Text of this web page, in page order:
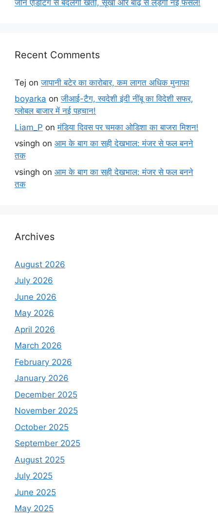
जीन एडिटिंग से बदलेगी खेती, सूखा और बाढ़ से लड़ेंगी नई फसलें!
Recent Comments
Tej onजापानी बटेर का कारोबार, कम लागत अधिक मुनाफा
boyarka onजीआई-टैग, स्वदेशी इंदी नींबू का विदेशी सफर,
ग्लोबल बाजार में नई पहचान!
Liam_P onमंडिया दिवस पर चमका ओडिशा का बाजरा मिशन!
vsingh on आम के बाग का सही देखभाल: मंजर से फल बनने
तक
vsingh on आम के बाग का सही देखभाल: मंजर से फल बनने
तक
Archives
August 2026
July 2026
June 2026
May 2026
April 2026
March 2026
February 2026
January 2026
December 2025
November 2025
October 2025
September 2025
August 2025
July 2025
June 2025
May 2025